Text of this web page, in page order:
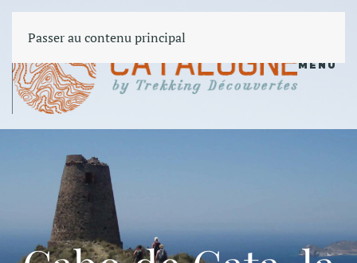
Passer au contenu principal
MENU